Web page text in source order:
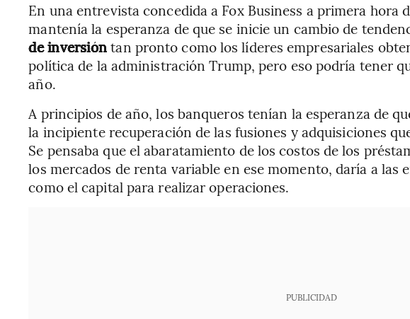
En una entrevista concedida a Fox Business a primera hora
mantenía la esperanza de que se inicie un cambio de
de inversióntan pronto como los líderes empresariales
política de la administración Trump, pero eso podría tener
año.
A principios de año, los banqueros tenían la esperanza de
la incipiente recuperación de las fusiones y adquisiciones
Se pensaba que el abaratamiento de los costos de los
los mercados de renta variable en ese momento, daría a las
como el capital para realizar operaciones.
PUBLICIDAD